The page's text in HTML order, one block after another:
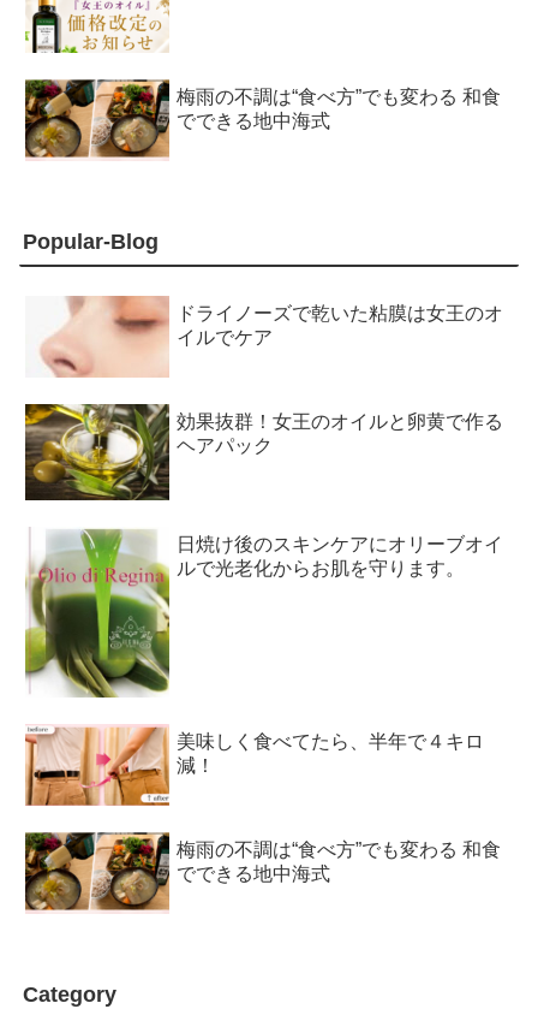
梅雨の不調は“食べ方”でも変わる 和食
でできる地中海式
Popular-Blog
ドライノーズで乾いた粘膜は女王のオ
イルでケア
効果抜群！女王のオイルと卵黄で作る
ヘアパック
日焼け後のスキンケアにオリーブオイ
ルで光老化からお肌を守ります。
美味しく食べてたら、半年で４キロ
減！
梅雨の不調は“食べ方”でも変わる 和食
でできる地中海式
Category